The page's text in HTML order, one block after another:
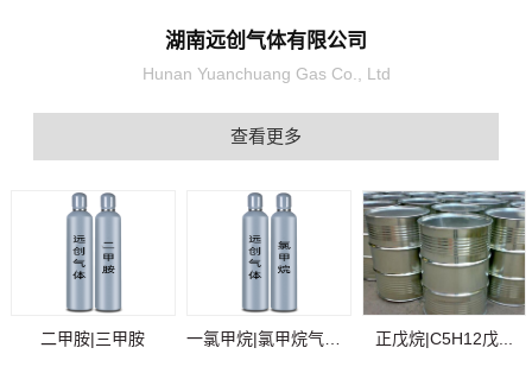
湖南远创气体有限公司
Hunan Yuanchuang Gas Co., Ltd
查看更多
二甲胺|三甲胺 正戊烷|C5H12戊...